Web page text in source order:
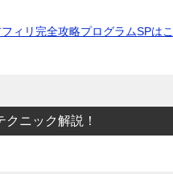
ィリ完全攻略プログラムSPはこ
ニック解説！